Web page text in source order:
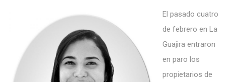
El pasado cuatro
de febrero en La
Guajira entraron
en paro los
propietarios de